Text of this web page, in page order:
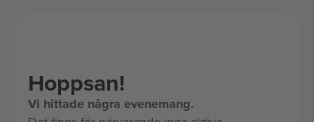
Hoppsan!
Vi hittade några evenemang.